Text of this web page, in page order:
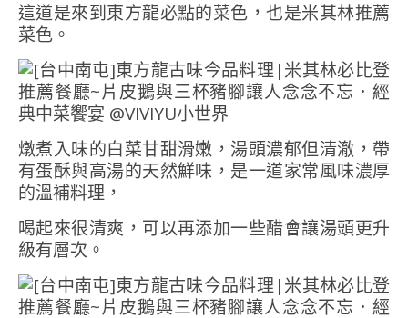
這道是來到東方龍必點的菜色，也是米其林推薦
菜色。
燉煮入味的白菜甘甜滑嫩，湯頭濃郁但清澈，帶
有蛋酥與高湯的天然鮮味，是一道家常風味濃厚
的溫補料理，
喝起來很清爽，可以再添加一些醋會讓湯頭更升
級有層次。